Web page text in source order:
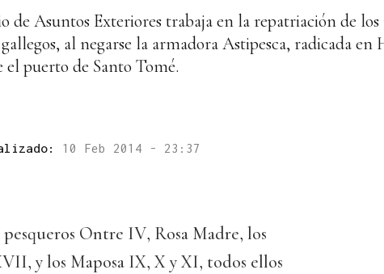
Asuntos Exteriores trabaja en la repatriación de
al negarse la armadora Astipesca, radicada en
el puerto de Santo Tomé.
10 Feb 2014 - 23:37
Ontre IV, Rosa Madre, los
y los Maposa IX, X y XI, todos ellos